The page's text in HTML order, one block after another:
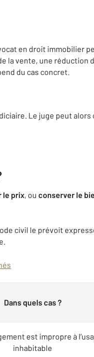
en droit immobilier
la vente, une réduction
du cas concret.
Le juge peut
le prix, ou conserver le
civil le prévoit
Dans quels cas ?
est impropre à
inhabitable